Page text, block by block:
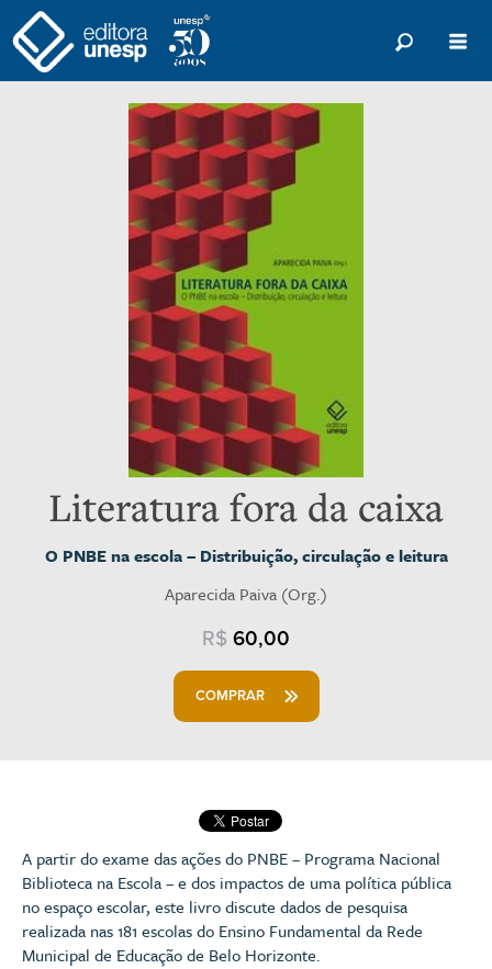
Literatura fora da caixa
O PNBE na escola – Distribuição, circulação e leitura
Aparecida Paiva (Org.)
R$ 60,00
COMPRAR
A partir do exame das ações do PNBE – Programa Nacional
Biblioteca na Escola – e dos impactos de uma política pública
no espaço escolar, este livro discute dados de pesquisa
realizada nas 181 escolas do Ensino Fundamental da Rede
Municipal de Educação de Belo Horizonte.